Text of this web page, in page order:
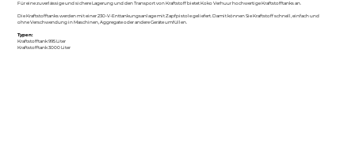
Für eine zuverlässige und sichere Lagerung und den Transport von Kraftstoff bietet Koko Verhuur hochwertige Kraftstofftanks an.
Die Kraftstofftanks werden mit einer 230-V-Enttankungsanlage mit Zapfpistole geliefert. Damit können Sie Kraftstoff schnell, einfach und
ohne Verschwendung in Maschinen, Aggregate oder andere Geräte umfüllen.
Typen:
Kraftstofftank 995 Liter
Kraftstofftank 3000 Liter